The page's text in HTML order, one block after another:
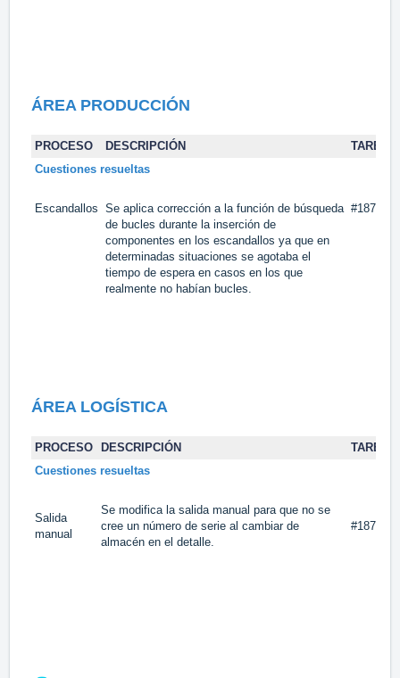
ÁREA PRODUCCIÓN
PROCESO DESCRIPCIÓN
TAREA
Cuestiones resueltas
Escandallos Se aplica corrección a la función de búsqueda
de bucles durante la inserción de
componentes en los escandallos ya que en
determinadas situaciones se agotaba el
tiempo de espera en casos en los que
realmente no habían bucles.
#18728
ÁREA LOGÍSTICA
PROCESO DESCRIPCIÓN
TAREA
Cuestiones resueltas
Salida
manual
Se modifica la salida manual para que no se
cree un número de serie al cambiar de
almacén en el detalle.
#18750